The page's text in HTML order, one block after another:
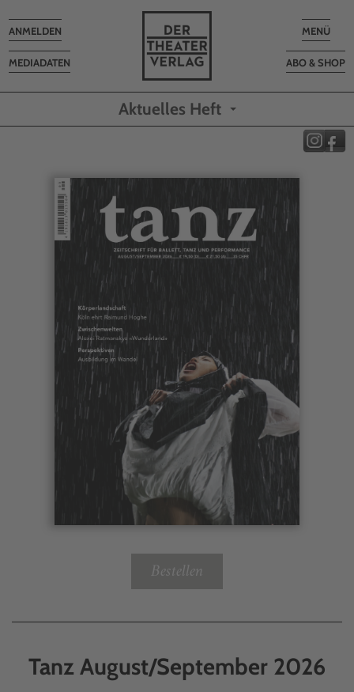
Toggle
MENÜ
ABO & SHOP
MEDIADATEN
Toggle
navigation
ANMELDEN
Aktuelles Heft
Bestellen
Tanz August/September 2026